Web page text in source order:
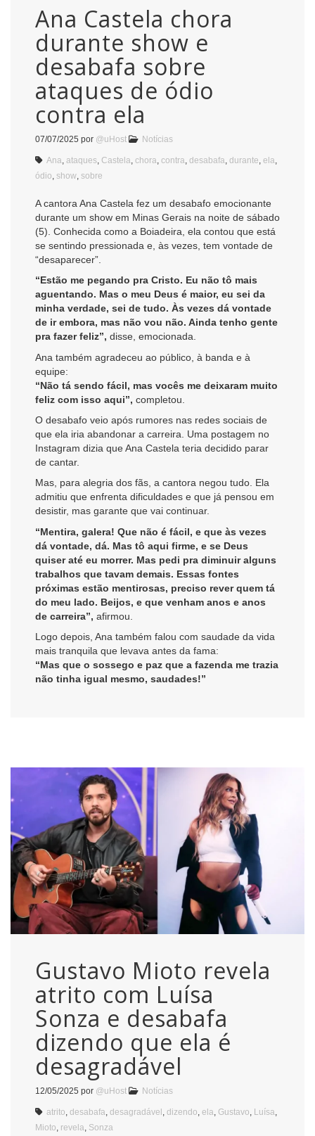
Ana Castela chora
durante show e
desabafa sobre
ataques de ódio
contra ela
07/07/2025 por @uHost Notícias
Ana ataques Castela chora contra desabafa durante ela
ódio show sobre
A cantora Ana Castela fez um desabafo emocionante
durante um show em Minas Gerais na noite de sábado
(5). Conhecida como a Boiadeira, ela contou que está
se sentindo pressionada e, às vezes, tem vontade de
“desaparecer”.
“Estão me pegando pra Cristo. Eu não tô mais
aguentando. Mas o meu Deus é maior, eu sei da
minha verdade, sei de tudo. Às vezes dá vontade
de ir embora, mas não vou não. Ainda tenho gente
pra fazer feliz”, disse, emocionada.
Ana também agradeceu ao público, à banda e à
equipe:
“Não tá sendo fácil, mas vocês me deixaram muito
feliz com isso aqui”, completou.
O desabafo veio após rumores nas redes sociais de
que ela iria abandonar a carreira. Uma postagem no
Instagram dizia que Ana Castela teria decidido parar
de cantar.
Mas, para alegria dos fãs, a cantora negou tudo. Ela
admitiu que enfrenta dificuldades e que já pensou em
desistir, mas garante que vai continuar.
“Mentira, galera! Que não é fácil, e que às vezes
dá vontade, dá. Mas tô aqui firme, e se Deus
quiser até eu morrer. Mas pedi pra diminuir alguns
trabalhos que tavam demais. Essas fontes
próximas estão mentirosas, preciso rever quem tá
do meu lado. Beijos, e que venham anos e anos
de carreira”, afirmou.
Logo depois, Ana também falou com saudade da vida
mais tranquila que levava antes da fama:
“Mas que o sossego e paz que a fazenda me trazia
não tinha igual mesmo, saudades!”
Gustavo Mioto revela
atrito com Luísa
Sonza e desabafa
dizendo que ela é
desagradável
12/05/2025 por @uHost Notícias
atrito desabafa desagradável dizendo ela Gustavo Luísa
Mioto revela Sonza